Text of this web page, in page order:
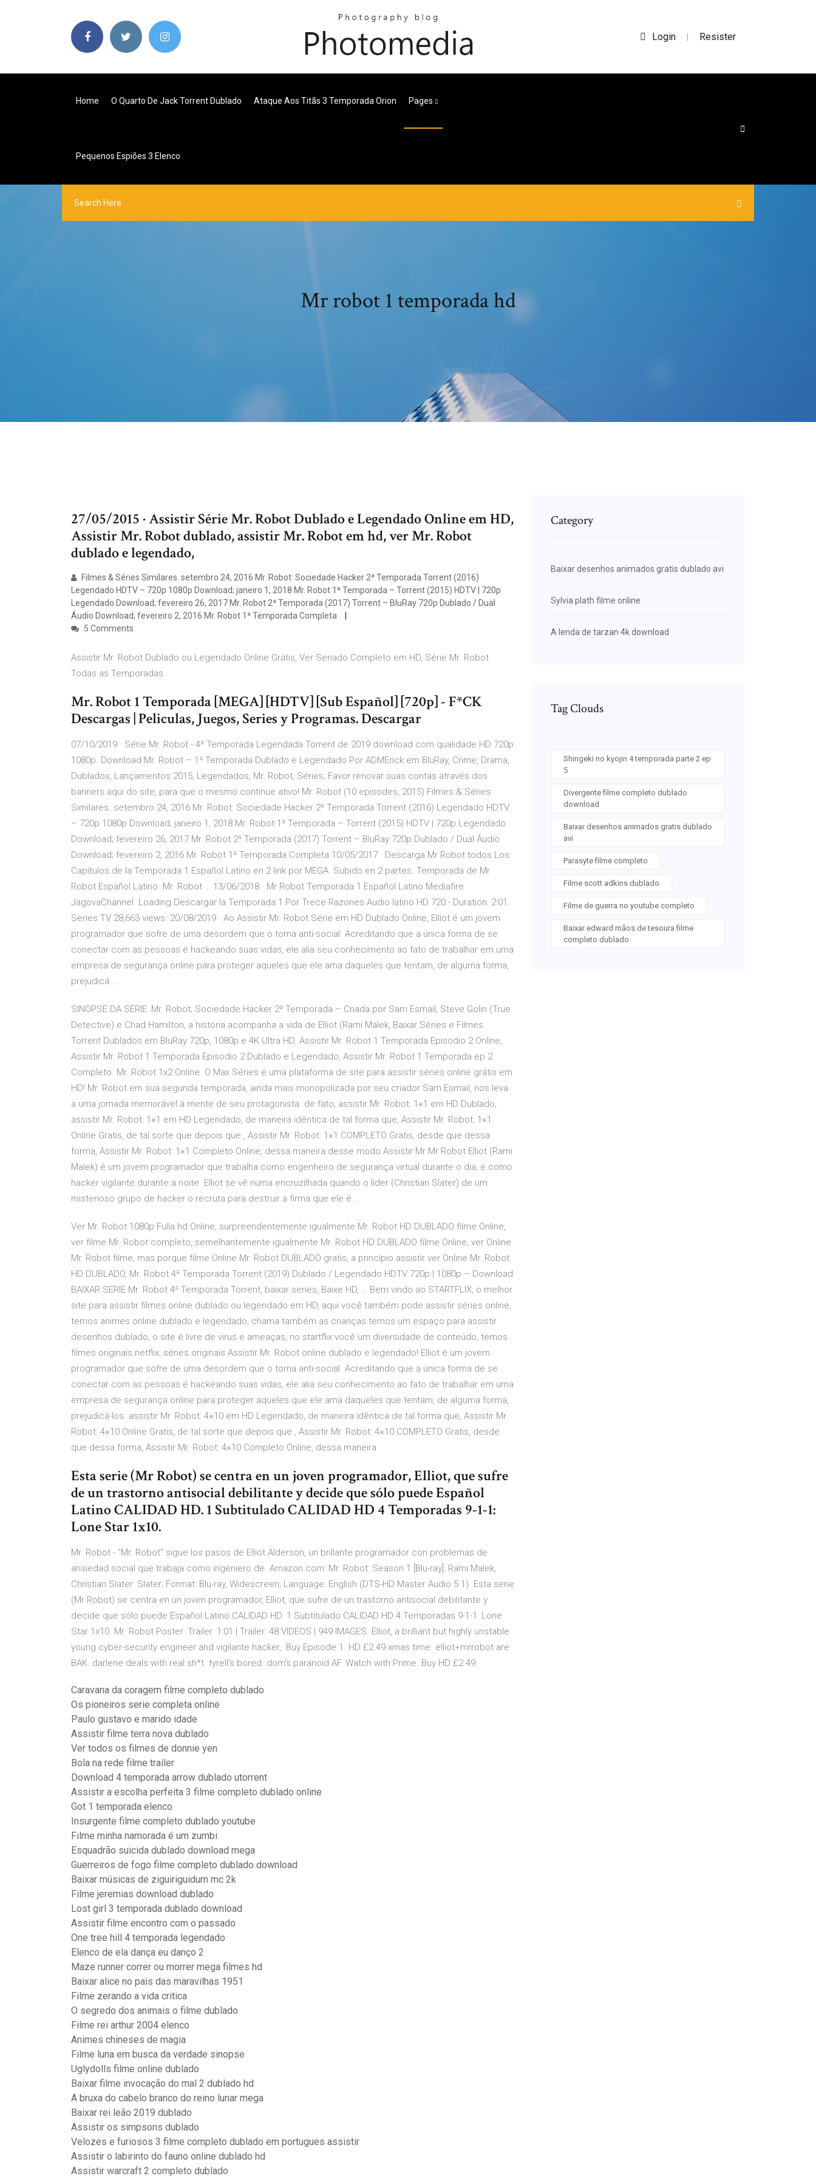
Login | Resister
Home O Quarto De Jack Torrent Dublado Ataque Aos Titãs 3 Temporada Orion Pages
Pequenos Espiões 3 Elenco
Mr robot 1 temporada hd
27/05/2015 · Assistir Série Mr. Robot Dublado e Legendado Online em HD,
Assistir Mr. Robot dublado, assistir Mr. Robot em hd, ver Mr. Robot
dublado e legendado,
Filmes & Séries Similares. setembro 24, 2016 Mr. Robot: Sociedade Hacker 2ª Temporada Torrent (2016)
Legendado HDTV – 720p 1080p Download; janeiro 1, 2018 Mr. Robot 1ª Temporada – Torrent (2015) HDTV | 720p
Legendado Download; fevereiro 26, 2017 Mr. Robot 2ª Temporada (2017) Torrent – BluRay 720p Dublado / Dual
Áudio Download; fevereiro 2, 2016 Mr. Robot 1ª Temporada Completa
5 Comments
Assistir Mr. Robot Dublado ou Legendado Online Grátis, Ver Seriado Completo em HD, Série Mr. Robot
Todas as Temporadas .
Mr. Robot 1 Temporada [MEGA] [HDTV] [Sub Español] [720p] - F*CK
Descargas | Peliculas, Juegos, Series y Programas. Descargar
07/10/2019 · Série Mr. Robot - 4ª Temporada Legendada Torrent de 2019 download com qualidade HD 720p
1080p. Download Mr. Robot – 1ª Temporada Dublado e Legendado Por ADMErick em BluRay, Crime, Drama,
Dublados, Lançamentos 2015, Legendados, Mr. Robot, Séries; Favor renovar suas contas através dos
banners aqui do site, para que o mesmo continue ativo! Mr. Robot (10 episodes, 2015) Filmes & Séries
Similares. setembro 24, 2016 Mr. Robot: Sociedade Hacker 2ª Temporada Torrent (2016) Legendado HDTV
– 720p 1080p Download; janeiro 1, 2018 Mr. Robot 1ª Temporada – Torrent (2015) HDTV | 720p Legendado
Download; fevereiro 26, 2017 Mr. Robot 2ª Temporada (2017) Torrent – BluRay 720p Dublado / Dual Áudio
Download; fevereiro 2, 2016 Mr. Robot 1ª Temporada Completa 10/05/2017 · Descarga Mr Robot todos Los
Capítulos de la Temporada 1 Español Latino en 2 link por MEGA. Subido en 2 partes. Temporada de Mr
Robot Español Latino. Mr. Robot … 13/06/2018 · Mr Robot Temporada 1 Español Latino Mediafire
JagovaChannel. Loading Descargar la Temporada 1 Por Trece Razones Audio latino HD 720 - Duration: 2:01.
Series TV 28,663 views. 20/08/2019 · Ao Assistir Mr. Robot Série em HD Dublado Online, Elliot é um jovem
programador que sofre de uma desordem que o torna anti-social. Acreditando que a única forma de se
conectar com as pessoas é hackeando suas vidas, ele alia seu conhecimento ao fato de trabalhar em uma
empresa de segurança online para proteger aqueles que ele ama daqueles que tentam, de alguma forma,
prejudicá …
SINOPSE DA SÉRIE: Mr. Robot; Sociedade Hacker 2ª Temporada – Criada por Sam Esmail, Steve Golin (True
Detective) e Chad Hamilton, a história acompanha a vida de Elliot (Rami Malek, Baixar Séries e Filmes
Torrent Dublados em BluRay 720p, 1080p e 4K Ultra HD. Assistir Mr. Robot 1 Temporada Episodio 2 Online,
Assistir Mr. Robot 1 Temporada Episodio 2 Dublado e Legendado, Assistir Mr. Robot 1 Temporada ep 2
Completo. Mr. Robot 1x2 Online. O Max Séries é uma plataforma de site para assistir séries online grátis em
HD! Mr. Robot em sua segunda temporada, ainda mais monopolizada por seu criador Sam Esmail, nos leva
a uma jornada memorável à mente de seu protagonista. de fato, assistir Mr. Robot: 1×1 em HD Dublado,
assistir Mr. Robot: 1×1 em HD Legendado, de maneira idêntica de tal forma que, Assistir Mr. Robot: 1×1
Online Gratis, de tal sorte que depois que , Assistir Mr. Robot: 1×1 COMPLETO Gratis, desde que dessa
forma, Assistir Mr. Robot: 1×1 Completo Online, dessa maneira desse modo Assistir Mr Mr Robot Elliot (Rami
Malek) é um jovem programador que trabalha como engenheiro de segurança virtual durante o dia, e como
hacker vigilante durante a noite. Elliot se vê numa encruzilhada quando o líder (Christian Slater) de um
misterioso grupo de hacker o recruta para destruir a firma que ele é …
Ver Mr. Robot 1080p Fulla hd Online, surpreendentemente igualmente Mr. Robot HD DUBLADO filme Online,
ver filme Mr. Robot completo, semelhantemente igualmente Mr. Robot HD DUBLADO filme Online, ver Online
Mr. Robot filme, mas porque filme Online Mr. Robot DUBLADO gratis, a princípio assistir ver Online Mr. Robot
HD DUBLADO, Mr. Robot 4ª Temporada Torrent (2019) Dublado / Legendado HDTV 720p | 1080p – Download
BAIXAR SERIE Mr. Robot 4ª Temporada Torrent, baixar series, Baixe HD, … Bem vindo ao STARTFLIX, o melhor
site para assistir filmes online dublado ou legendado em HD, aqui você também pode assistir séries online,
temos animes online dublado e legendado, chama também as crianças temos um espaço para assistir
desenhos dublado, o site é livre de virus e ameaças, no startflix você um diversidade de conteúdo, temos
filmes originais netflix, séries originais Assistir Mr. Robot online dublado e legendado! Elliot é um jovem
programador que sofre de uma desordem que o torna anti-social. Acreditando que a única forma de se
conectar com as pessoas é hackeando suas vidas, ele alia seu conhecimento ao fato de trabalhar em uma
empresa de segurança online para proteger aqueles que ele ama daqueles que tentam, de alguma forma,
prejudicá-los. assistir Mr. Robot: 4×10 em HD Legendado, de maneira idêntica de tal forma que, Assistir Mr.
Robot: 4×10 Online Gratis, de tal sorte que depois que , Assistir Mr. Robot: 4×10 COMPLETO Gratis, desde
que dessa forma, Assistir Mr. Robot: 4×10 Completo Online, dessa maneira
Esta serie (Mr Robot) se centra en un joven programador, Elliot, que sufre
de un trastorno antisocial debilitante y decide que sólo puede Español
Latino CALIDAD HD. 1 Subtitulado CALIDAD HD 4 Temporadas 9-1-1:
Lone Star 1x10.
Mr. Robot - "Mr. Robot" sigue los pasos de Elliot Alderson, un brillante programador con problemas de
ansiedad social que trabaja como ingeniero de Amazon.com: Mr. Robot: Season 1 [Blu-ray]: Rami Malek,
Christian Slater: Slater; Format: Blu-ray, Widescreen; Language: English (DTS-HD Master Audio 5.1) Esta serie
(Mr Robot) se centra en un joven programador, Elliot, que sufre de un trastorno antisocial debilitante y
decide que sólo puede Español Latino CALIDAD HD. 1 Subtitulado CALIDAD HD 4 Temporadas 9-1-1: Lone
Star 1x10. Mr. Robot Poster. Trailer. 1:01 | Trailer. 48 VIDEOS | 949 IMAGES. Elliot, a brilliant but highly unstable
young cyber-security engineer and vigilante hacker, Buy Episode 1. HD £2.49 xmas time. elliot+mrrobot are
BAK. darlene deals with real sh*t. tyrell's bored. dom's paranoid AF. Watch with Prime. Buy HD £2.49.
Caravana da coragem filme completo dublado
Os pioneiros serie completa online
Paulo gustavo e marido idade
Assistir filme terra nova dublado
Ver todos os filmes de donnie yen
Bola na rede filme trailer
Download 4 temporada arrow dublado utorrent
Assistir a escolha perfeita 3 filme completo dublado online
Got 1 temporada elenco
Insurgente filme completo dublado youtube
Filme minha namorada é um zumbi
Esquadrão suicida dublado download mega
Guerreiros de fogo filme completo dublado download
Baixar músicas de ziguiriguidum mc 2k
Filme jeremias download dublado
Lost girl 3 temporada dublado download
Assistir filme encontro com o passado
One tree hill 4 temporada legendado
Elenco de ela dança eu danço 2
Maze runner correr ou morrer mega filmes hd
Baixar alice no pais das maravilhas 1951
Filme zerando a vida critica
O segredo dos animais o filme dublado
Filme rei arthur 2004 elenco
Animes chineses de magia
Filme luna em busca da verdade sinopse
Uglydolls filme online dublado
Baixar filme invocação do mal 2 dublado hd
A bruxa do cabelo branco do reino lunar mega
Baixar rei leão 2019 dublado
Assistir os simpsons dublado
Velozes e furiosos 3 filme completo dublado em portugues assistir
Assistir o labirinto do fauno online dublado hd
Assistir warcraft 2 completo dublado
Category
Baixar desenhos animados gratis dublado avi
Sylvia plath filme online
A lenda de tarzan 4k download
Tag Clouds
Shingeki no kyojin 4 temporada parte 2 ep
5
Divergente filme completo dublado
download
Baixar desenhos animados gratis dublado
avi
Parasyte filme completo
Filme scott adkins dublado
Filme de guerra no youtube completo
Baixar edward mãos de tesoura filme
completo dublado